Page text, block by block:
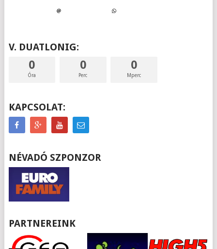
V. DUATLONIG:
0
Óra
0
Perc
0
Mperc
KAPCSOLAT:
NÉVADÓ SZPONZOR
PARTNEREINK